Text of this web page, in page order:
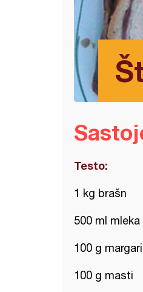
Testo:
1 kg brašn
500 ml mleka
100 g
100 g masti